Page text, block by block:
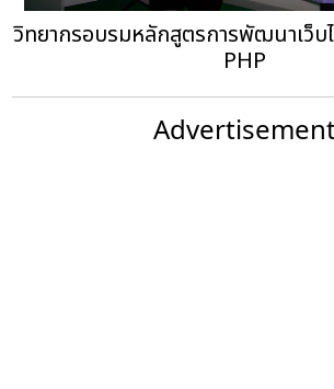
วิทยากรอบรมหลักสูตรการพัฒนาเว็บ
PHP